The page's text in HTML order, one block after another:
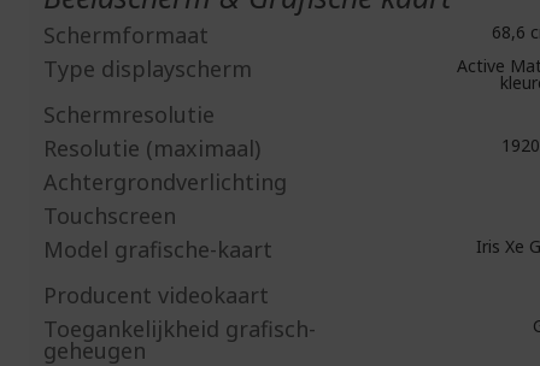
Schermformaat 68,6
Type displayscherm Active
Schermresolutie
Resolutie (maximaal)
Achtergrondverlichting
Touchscreen
Model grafische-kaart
Iris Xe
Producent videokaart
Toegankelijkheid grafisch-
geheugen